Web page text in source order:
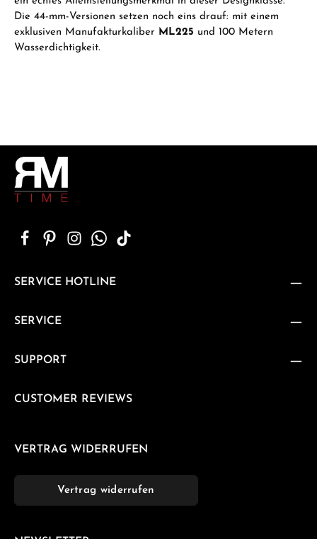
Die 44-mm-Versionen setzen noch eins drauf: mit einem
exklusiven Manufakturkaliber ML225 und 100 Metern
Wasserdichtigkeit.
SERVICE HOTLINE
SERVICE
SUPPORT
CUSTOMER REVIEWS
VERTRAG WIDERRUFEN
Vertrag widerrufen